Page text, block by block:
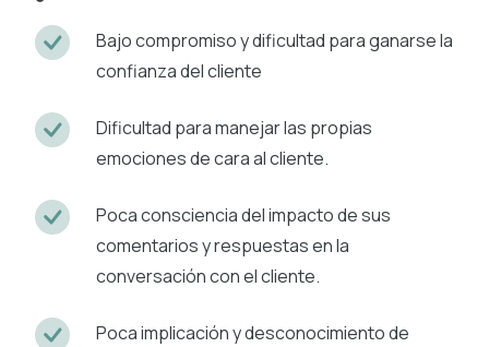
Bajo compromiso y dificultad para ganarse la
confianza del cliente
Dificultad para manejar las propias
emociones de cara al cliente.
Poca consciencia del impacto de sus
comentarios y respuestas en la
conversación con el cliente.
Poca implicación y desconocimiento de